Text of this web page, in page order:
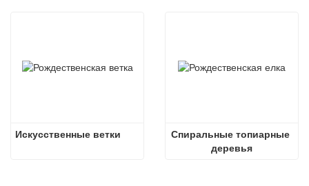
Искусственные ветки
Спиральные топиарные
деревья